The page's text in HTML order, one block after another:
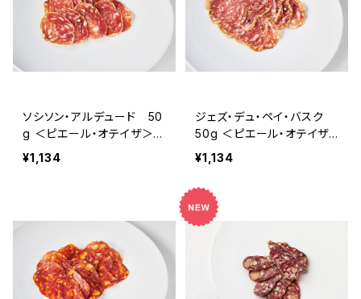
ソシソン・アルデュード 50
g ＜ピエール・オテイザ＞
(フランス・バスク)
¥1,134
ジェズ・デュ・ペイ・バスク
50g ＜ピエール・オテイザ
＞(フランス・バスク)
¥1,134